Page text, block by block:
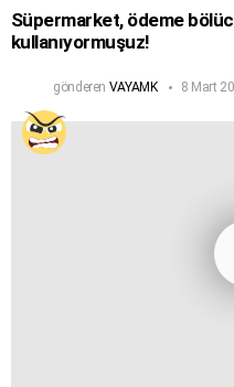
Süpermarket, ödeme
kullanıyormuşuz!
gönderen VAYAMK 8 Mart